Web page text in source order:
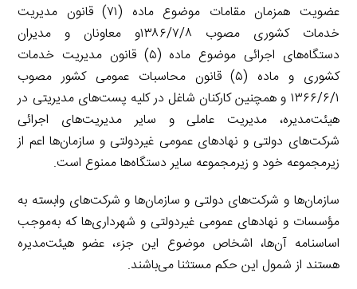
عضویت همزمان مقامات موضوع ماده (۷۱) قانون مدیریت
خدمات کشوری مصوب ۱۳۸۶/۷/۸و معاونان و مدیران
دستگاه‌های اجرائی موضوع ماده (۵) قانون مدیریت خدمات
کشوری و ماده (۵) قانون محاسبات عمومی کشور مصوب
۱۳۶۶/۶/۱ و همچنین کارکنان شاغل در کلیه پست‌های مدیریتی در
هیئت‌مدیره، مدیریت عاملی و سایر مدیریت‌های اجرائی
شرکت‌های دولتی و نهادهای عمومی غیردولتی و سازمان‌ها اعم از
زیرمجموعه خود و زیرمجموعه سایر دستگاه‌ها ممنوع است.
سازمان‌ها و شرکت‌های دولتی و سازمان‌ها و شرکت‌های وابسته به
مؤسسات و نهادهای عمومی غیردولتی و شهرداری‌ها که به‌موجب
اساسنامه آن‌ها، اشخاص موضوع این جزء، عضو هیئت‌مدیره
هستند از شمول این حکم مستثنا می‌باشند.